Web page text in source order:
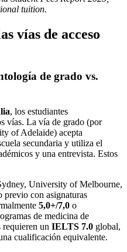
tuition.
vías de acceso
de grado vs.
, los estudiantes
vías. La vía de grado (por
of Adelaide) acepta
secundaria y utiliza el
y una entrevista. Estos
University of Melbourne,
con asignaturas
5,0+/7,0 o
de medicina de
requieren un IELTS 7.0 global,
cualificación equivalente.